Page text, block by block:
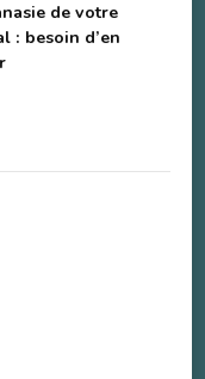
de votre
: besoin d’en